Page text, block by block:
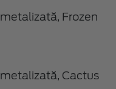
Frozen
Cactus